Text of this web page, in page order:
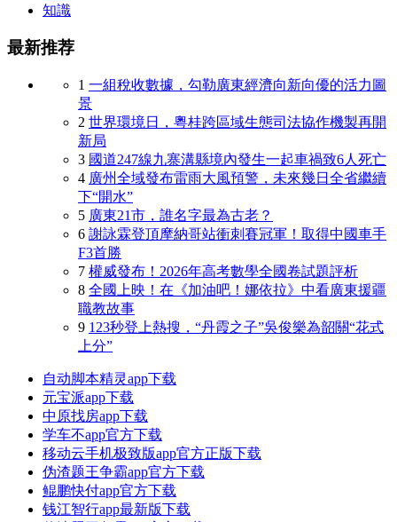
知識
最新推荐
1 一組稅收數據，勾勒廣東經濟向新向優的活力圖
景
2 世界環境日，粵桂跨區域生態司法協作機製再開
新局
3 國道247線九寨溝縣境內發生一起車禍致6人死亡
4 廣州全域發布雷雨大風預警，未來幾日全省繼續
下“開水”
5 廣東21市，誰名字最為古老？
6 謝詠霖登頂摩納哥站衝刺賽冠軍！取得中國車手
F3首勝
7 權威發布！2026年高考數學全國卷試題評析
8 全國上映！在《加油吧！娜依拉》中看廣東援疆
職教故事
9 123秒登上熱搜，“丹霞之子”吳俊樂為韶關“花式
上分”
自动脚本精灵app下载
元宝派app下载
中原找房app下载
学车不app官方下载
移动云手机极致版app官方正版下载
伪渣题王争霸app官方下载
鲲鹏快付app官方下载
钱江智行app最新版下载